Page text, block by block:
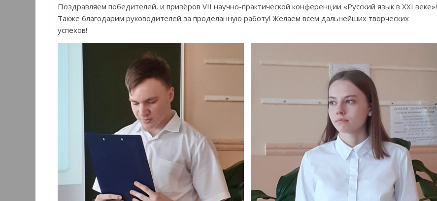
Поздравляем победителей, и призёров VII научно-практической конференции «Русский язык в ХХI веке»!
Также благодарим руководителей за проделанную работу! Желаем всем дальнейших творческих
успехов!